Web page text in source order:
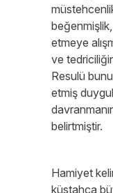
etmeye
ve
Resulü
etmiş
belirtmiştir.
Hamiyet
küstahça